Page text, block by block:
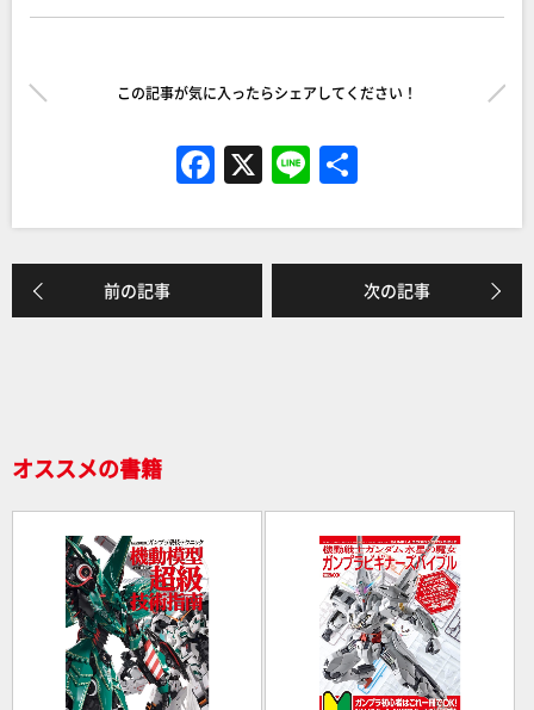
この記事が気に入ったらシェアしてください！
F
a
c
e
b
X Li
n
e
前の記事 次の記事
オススメの書籍